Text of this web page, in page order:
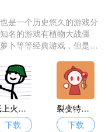
是一个历史悠久的游戏分
名的游戏有植物大战僵
卜等等经典游戏，但是除
东东手游在这边为大家准
塔防手游，单机塔防手
类手游等等精品游戏等待玩
。纸上火柴人战争
下载
裂变特工队
下载